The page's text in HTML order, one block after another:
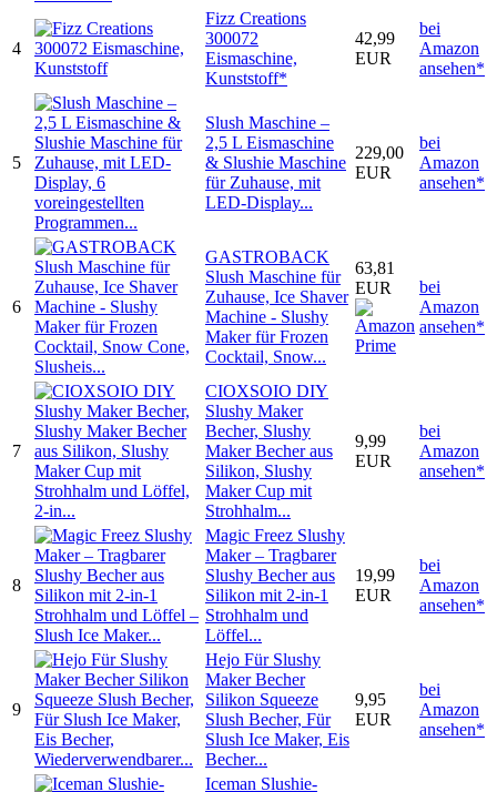
4
Fizz Creations
300072
Eismaschine,
Kunststoff*
42,99
EUR
bei
Amazon
ansehen*
5
Slush Maschine –
2,5 L Eismaschine
& Slushie Maschine
für Zuhause, mit
LED-Display...
229,00
EUR
bei
Amazon
ansehen*
6
GASTROBACK
Slush Maschine für
Zuhause, Ice Shaver
Machine - Slushy
Maker für Frozen
Cocktail, Snow...
63,81
EUR
bei
Amazon
ansehen*
7
CIOXSOIO DIY
Slushy Maker
Becher, Slushy
Maker Becher aus
Silikon, Slushy
Maker Cup mit
Strohhalm...
9,99
EUR
bei
Amazon
ansehen*
8
Magic Freez Slushy
Maker – Tragbarer
Slushy Becher aus
Silikon mit 2-in-1
Strohhalm und
Löffel...
19,99
EUR
bei
Amazon
ansehen*
9
Hejo Für Slushy
Maker Becher
Silikon Squeeze
Slush Becher, Für
Slush Ice Maker, Eis
Becher...
9,95
EUR
bei
Amazon
ansehen*
Iceman Slushie-